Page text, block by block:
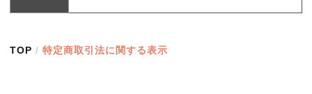
TOP / 特定商取引法に関する表示